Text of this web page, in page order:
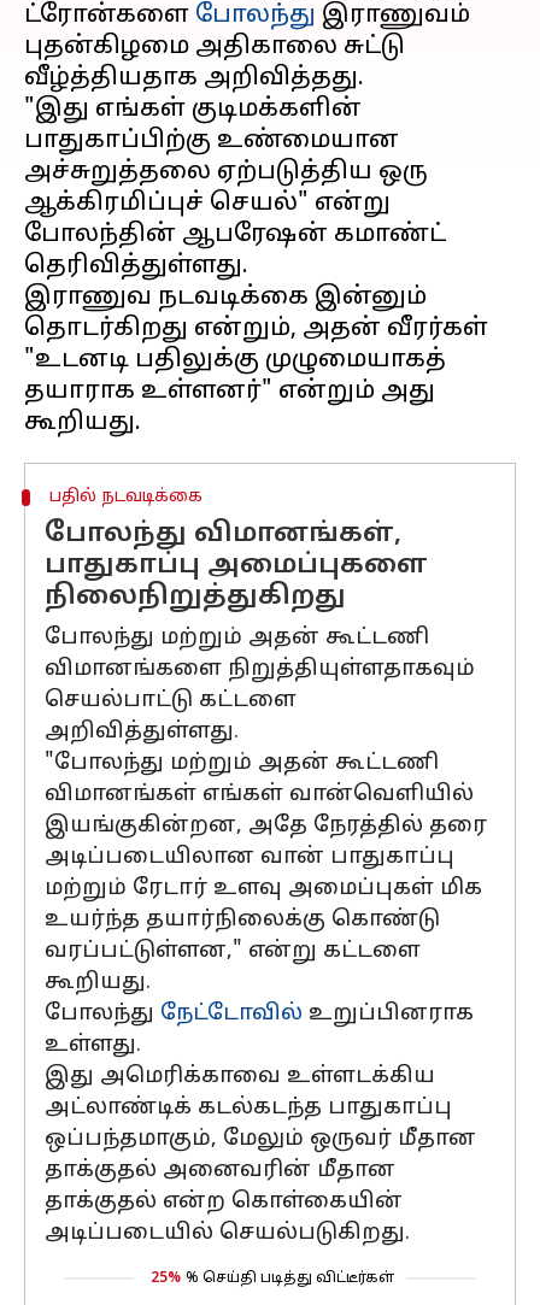
ட்ரோன்களை போலந்து இராணுவம்
புதன்கிழமை அதிகாலை சுட்டு
வீழ்த்தியதாக அறிவித்தது.
"இது எங்கள் குடிமக்களின்
பாதுகாப்பிற்கு உண்மையான
அச்சுறுத்தலை ஏற்படுத்திய ஒரு
ஆக்கிரமிப்புச் செயல்" என்று
போலந்தின் ஆபரேஷன் கமாண்ட்
தெரிவித்துள்ளது.
இராணுவ நடவடிக்கை இன்னும்
தொடர்கிறது என்றும், அதன் வீரர்கள்
"உடனடி பதிலுக்கு முழுமையாகத்
தயாராக உள்ளனர்" என்றும் அது
பதில் நடவடிக்கை
போலந்து விமானங்கள்,
பாதுகாப்பு அமைப்புகளை
நிலைநிறுத்துகிறது
போலந்து மற்றும் அதன் கூட்டணி
விமானங்களை நிறுத்தியுள்ளதாகவும்
செயல்பாட்டு கட்டளை
அறிவித்துள்ளது.
"போலந்து மற்றும் அதன் கூட்டணி
விமானங்கள் எங்கள் வான்வெளியில்
இயங்குகின்றன, அதே நேரத்தில் தரை
அடிப்படையிலான வான் பாதுகாப்பு
மற்றும் ரேடார் உளவு அமைப்புகள் மிக
உயர்ந்த தயார்நிலைக்கு கொண்டு
வரப்பட்டுள்ளன," என்று கட்டளை
கூறியது.
போலந்து நேட்டோவில் உறுப்பினராக
உள்ளது.
இது அமெரிக்காவை உள்ளடக்கிய
அட்லாண்டிக் கடல்கடந்த பாதுகாப்பு
ஒப்பந்தமாகும், மேலும் ஒருவர் மீதான
தாக்குதல் அனைவரின் மீதான
தாக்குதல் என்ற கொள்கையின்
அடிப்படையில் செயல்படுகிறது.
25% % செய்தி படித்து விட்டீர்கள்